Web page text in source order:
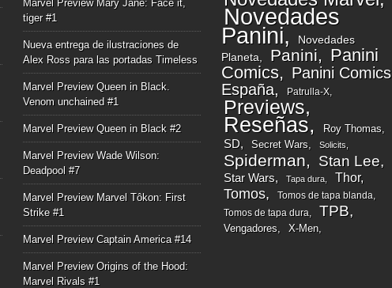
Marvel Preview Mary Jane: Face it,
tiger #1
Nueva entrega de ilustraciones de
Alex Ross para las portadas Timeless
Marvel Preview Queen in Black.
Venom unchained #1
Marvel Preview Queen in Black #2
Marvel Preview Wade Wilson:
Deadpool #7
Marvel Preview Marvel Tôkon: First
Strike #1
Marvel Preview Captain America #14
Marvel Preview Origins of the Hood:
Marvel Rivals #1
Novedades
Panini
Novedades
Planeta
Panini
Panini
Comics
Panini Comics
España
Patrulla-X
Previews
Reseñas Roy Thomas
SD Secret Wars Solicits
Spiderman Stan Lee
Star Wars Tapa dura Thor
Tomos
Tomos de tapa blanda
Tomos de tapa dura
TPB
Vengadores X-Men